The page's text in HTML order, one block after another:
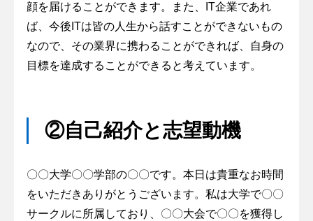
顔を届けることができます。また、IT企業であれ
ば、今後ITは皆の人生から話すことができないもの
なので、その業界に携わることができれば、自身の
目標を達成することができると考えています。
②自己紹介と志望動機
〇〇大学〇〇学部の〇〇です。本日は貴重なお時間
をいただきありがとうございます。私は大学で〇〇
サークルに所属しており、〇〇大会で〇〇を獲得し